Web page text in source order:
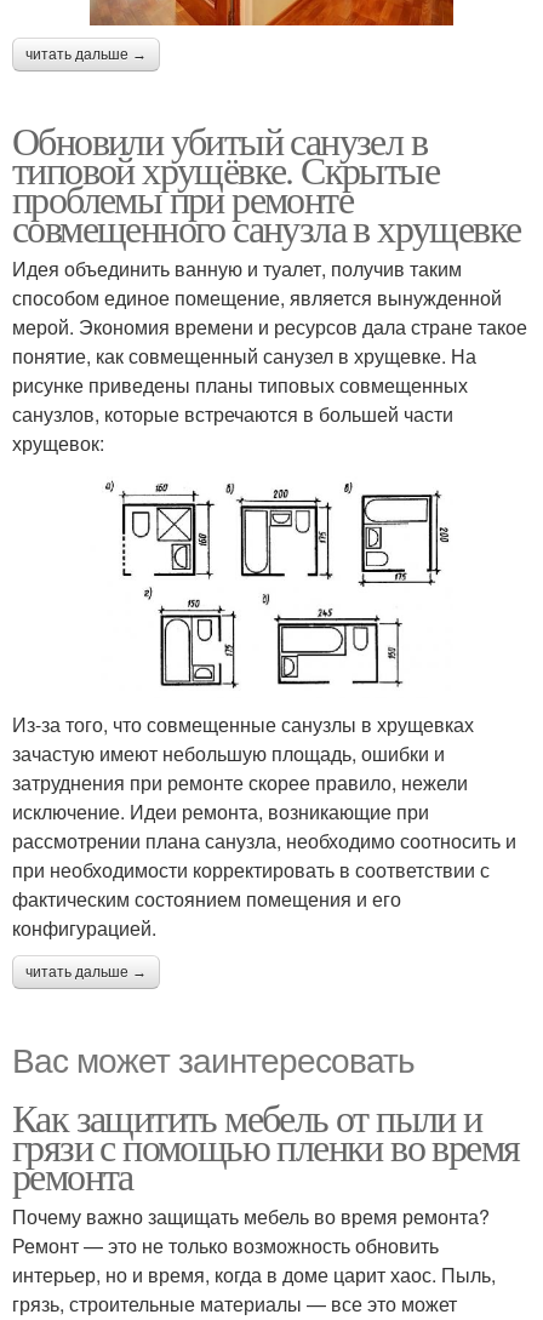
читать дальше →
Обновили убитый санузел в
типовой хрущёвке. Скрытые
проблемы при ремонте
совмещенного санузла в хрущевке
Идея объединить ванную и туалет, получив таким
способом единое помещение, является вынужденной
мерой. Экономия времени и ресурсов дала стране такое
понятие, как совмещенный санузел в хрущевке. На
рисунке приведены планы типовых совмещенных
санузлов, которые встречаются в большей части
хрущевок:
Из-за того, что совмещенные санузлы в хрущевках
зачастую имеют небольшую площадь, ошибки и
затруднения при ремонте скорее правило, нежели
исключение. Идеи ремонта, возникающие при
рассмотрении плана санузла, необходимо соотносить и
при необходимости корректировать в соответствии с
фактическим состоянием помещения и его
конфигурацией.
читать дальше →
Вас может заинтересовать
Как защитить мебель от пыли и
грязи с помощью пленки во время
ремонта
Почему важно защищать мебель во время ремонта?
Ремонт — это не только возможность обновить
интерьер, но и время, когда в доме царит хаос. Пыль,
грязь, строительные материалы — все это может